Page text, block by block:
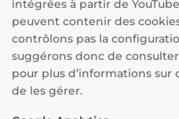
intégrées à partir de
peuvent contenir des
contrôlons pas la
suggérons donc de
pour plus d’informations sur
de les gérer.